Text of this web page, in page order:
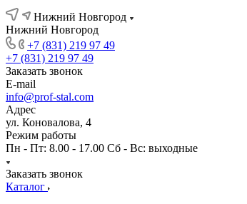
Нижний Новгород
Нижний Новгород
+7 (831) 219 97 49
+7 (831) 219 97 49
Заказать звонок
E-mail
info@prof-stal.com
Адрес
ул. Коновалова, 4
Режим работы
Пн - Пт: 8.00 - 17.00 Сб - Вс: выходные
Заказать звонок
Каталог